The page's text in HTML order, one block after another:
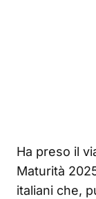
Ha preso il
Maturità
italiani che,